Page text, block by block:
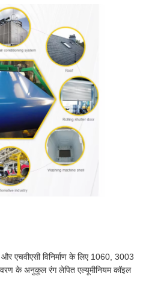
एचवीएसी विनिर्माण के लिए 1060, 3003
के अनुकूल रंग लेपित एल्यूमीनियम कॉइल